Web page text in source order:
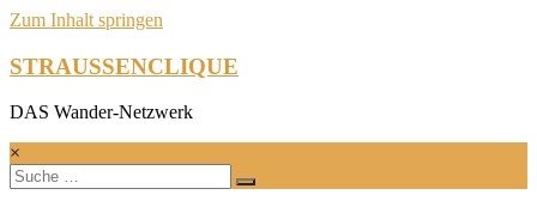
Zum Inhalt springen
STRAUSSENCLIQUE
DAS Wander-Netzwerk
×